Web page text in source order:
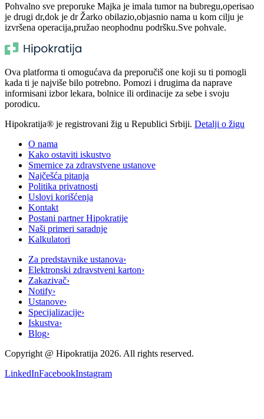
Pohvalno sve preporuke Majka je imala tumor na bubregu,operisao
je drugi dr,dok je dr Žarko obilazio,objasnio nama u kom cilju je
izvršena operacija,pružao neophodnu podršku.Sve pohvale.
Ova platforma ti omogućava da preporučiš one koji su ti pomogli
kada ti je najviše bilo potrebno. Pomozi i drugima da naprave
informisani izbor lekara, bolnice ili ordinacije za sebe i svoju
porodicu.
Hipokratija® je registrovani žig u Republici Srbiji. Detalji o žigu
O nama
Kako ostaviti iskustvo
Smernice za zdravstvene ustanove
Najčešća pitanja
Politika privatnosti
Uslovi korišćenja
Kontakt
Postani partner Hipokratije
Naši primeri saradnje
Kalkulatori
Za predstavnike ustanova›
Elektronski zdravstveni karton›
Zakazivač›
Notify›
Ustanove›
Specijalizacije›
Iskustva›
Blog›
Copyright @ Hipokratija 2026. All rights reserved.
LinkedInFacebookInstagram